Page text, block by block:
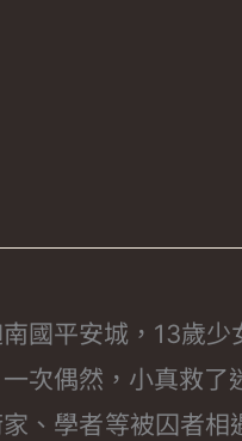
國平安城，13歲
次偶然，小真救
、學者等被囚者